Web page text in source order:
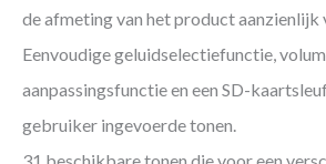
de afmeting van het product aanzienlijk
Eenvoudige geluidselectiefunctie,
aanpassingsfunctie en een SD-
gebruiker ingevoerde tonen.
31 beschikbare tonen die voor een